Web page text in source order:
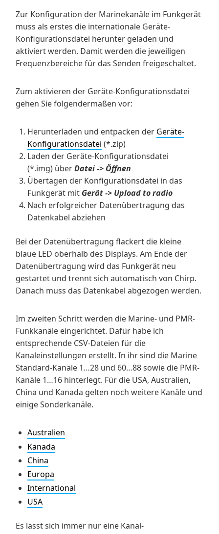
Zur Konfiguration der Marinekanäle im Funkgerät
muss als erstes die internationale Geräte-
Konfigurationsdatei herunter geladen und
aktiviert werden. Damit werden die jeweiligen
Frequenzbereiche für das Senden freigeschaltet.
Zum aktivieren der Geräte-Konfigurationsdatei
gehen Sie folgendermaßen vor:
Herunterladen und entpacken der Geräte-
Konfigurationsdatei (*.zip)
Laden der Geräte-Konfigurationsdatei
(*.img) überDatei -> Öffnen
Übertagen der Konfigurationsdatei in das
Funkgerät mit Gerät -> Upload to radio
Nach erfolgreicher Datenübertragung das
Datenkabel abziehen
Bei der Datenübertragung flackert die kleine
blaue LED oberhalb des Displays. Am Ende der
Datenübertragung wird das Funkgerät neu
gestartet und trennt sich automatisch von Chirp.
Danach muss das Datenkabel abgezogen werden.
Im zweiten Schritt werden die Marine- und PMR-
Funkkanäle eingerichtet. Dafür habe ich
entsprechende CSV-Dateien für die
Kanaleinstellungen erstellt. In ihr sind die Marine
Standard-Kanäle 1…28 und 60…88 sowie die PMR-
Kanäle 1…16 hinterlegt. Für die USA, Australien,
China und Kanada gelten noch weitere Kanäle und
einige Sonderkanäle.
Australien
Kanada
China
Europa
International
USA
Es lässt sich immer nur eine Kanal-